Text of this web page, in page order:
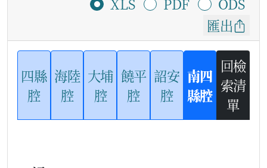
匯出
四縣
腔
海陸
腔
大埔
腔
饒平
腔
詔安
腔
南四
縣腔
回檢
索清
單